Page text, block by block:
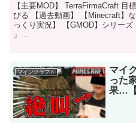
【主要MOD】 TerraFirmaCraft 目
びる 【過去動画】 【Minecraft】
っくり実況】 【GMOD】シリー
」...
マインクラフト
マイ
った
果…【